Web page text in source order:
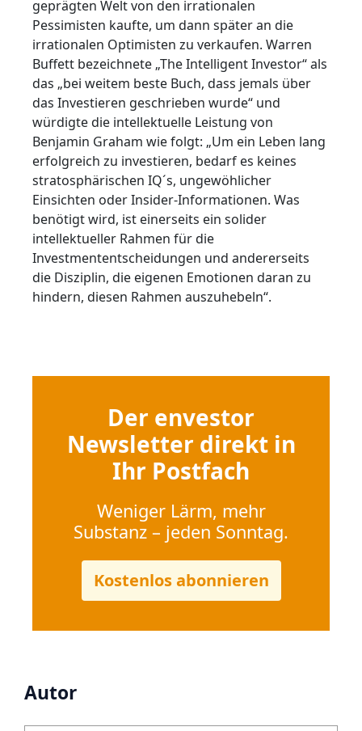
geprägten Welt von den irrationalen
Pessimisten kaufte, um dann später an die
irrationalen Optimisten zu verkaufen. Warren
Buffett bezeichnete „The Intelligent Investor“ als
das „bei weitem beste Buch, dass jemals über
das Investieren geschrieben wurde“ und
würdigte die intellektuelle Leistung von
Benjamin Graham wie folgt: „Um ein Leben lang
erfolgreich zu investieren, bedarf es keines
stratosphärischen IQ´s, ungewöhlicher
Einsichten oder Insider-Informationen. Was
benötigt wird, ist einerseits ein solider
intellektueller Rahmen für die
Investmententscheidungen und andererseits
die Disziplin, die eigenen Emotionen daran zu
hindern, diesen Rahmen auszuhebeln“.
Der envestor
Newsletter direkt in
Ihr Postfach
Weniger Lärm, mehr
Substanz – jeden Sonntag.
Kostenlos abonnieren
Autor